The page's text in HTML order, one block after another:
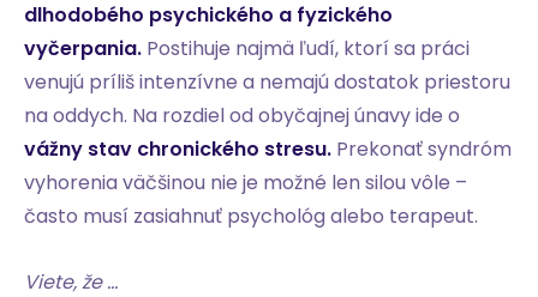
dlhodobého psychického a fyzického
vyčerpania. Postihuje najmä ľudí, ktorí sa práci
venujú príliš intenzívne a nemajú dostatok priestoru
na oddych. Na rozdiel od obyčajnej únavy ide o
vážny stav chronického stresu. Prekonať syndróm
vyhorenia väčšinou nie je možné len silou vôle –
často musí zasiahnuť psychológ alebo terapeut.
Viete, že …